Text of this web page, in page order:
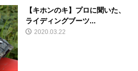
【キホンのキ】プロに聞いた、
ライディングブーツ...
2020.03.22